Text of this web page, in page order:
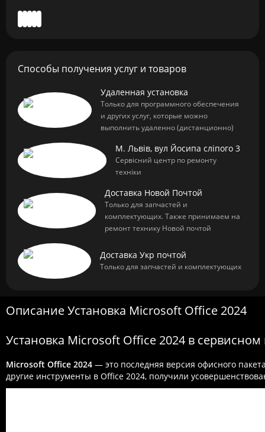
Способы получения услуг и товаров
Удаленная установка
Только для программного обеспечения
и других услуг, которые можно
выполнить удаленно (дистанционно)
М. Львів, вул Йосипа сліпого 3
Сервісний центр по ремонту
техніки
Доставка Новой Почтой
Только для запчастей и
комплектующих. Также принимаем на
ремонт технику Новой почтой
Доставка Укр почтой
Только для запчастей и комплектующих
Описание Установка Microsoft Office 2024
Установка Microsoft Office 2024 в
Microsoft Office 2024 — это последняя версия офисного
другие инструменты в Office 2024, получили